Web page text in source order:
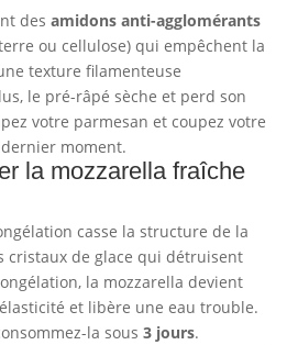
des amidons anti-agglomérants
ou cellulose) qui empêchent la
texture filamenteuse
le pré-râpé sèche et perd son
votre parmesan et coupez votre
moment.
la mozzarella fraîche
casse la structure de la
cristaux de glace qui détruisent
la mozzarella devient
et libère une eau trouble.
la sous 3 jours.